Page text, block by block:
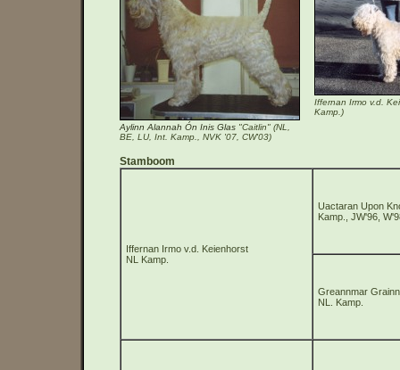
Aylinn Alannah Ón Inis Glas"Caitlin" (NL,
BE, LU, Int. Kamp., NVK '07, CW'03)
Iffernan Irmo v.d.
Kamp.)
Stamboom
Iffernan Irmo v.d. Keienhorst
NL Kamp.
Uactaran Upon
Kamp., JW'96,
Greannmar
NL. Kamp.